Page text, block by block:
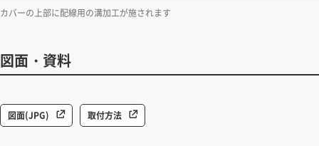
カバーの上部に配線用の溝加工が施されます
図面・資料
図面(JPG) 取付方法